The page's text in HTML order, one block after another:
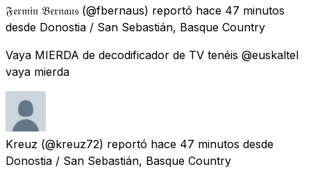
𝔉𝔢𝔯𝔪𝔦𝔫 𝔅𝔢𝔯𝔫𝔞𝔲𝔰 (@fbernaus) reportó hace 47 minutos
desde Donostia / San Sebastián, Basque Country
Vaya MIERDA de decodificador de TV tenéis @euskaltel
vaya mierda
Kreuz (@kreuz72) reportó hace 47 minutos desde
Donostia / San Sebastián, Basque Country